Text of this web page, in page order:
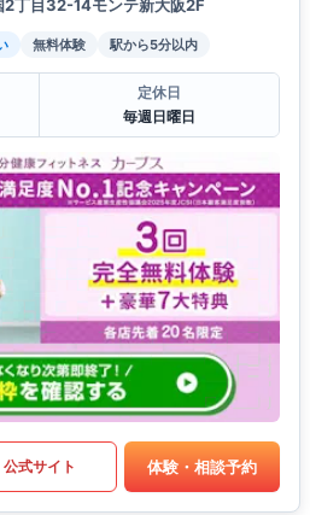
2丁目32-14モンテ新大阪2F
無料体験 駅から5分以内
定休日
毎週日曜日
公式サイト 体験・相談予約